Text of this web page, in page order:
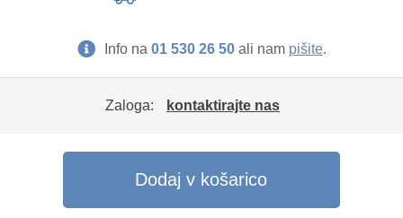
Info na 01 530 26 50ali nam pišite.
Zaloga: kontaktirajte nas
Dodaj v košarico